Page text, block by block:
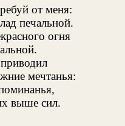
от меня:
печальной.
огня
мечтанья:
выше сил.